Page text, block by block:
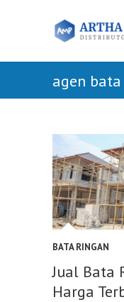
agen
BATA RINGAN
Jual Bata
Harga